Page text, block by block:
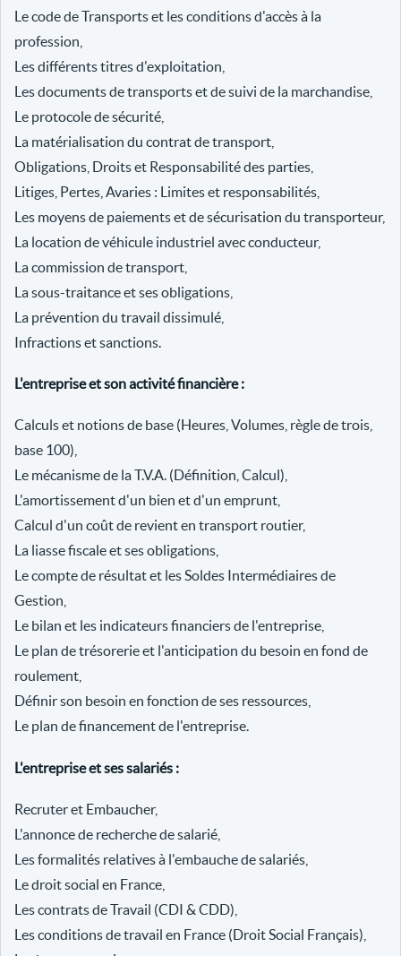
Le code de Transports et les conditions d'accès à la
profession,
Les différents titres d'exploitation,
Les documents de transports et de suivi de la marchandise,
Le protocole de sécurité,
La matérialisation du contrat de transport,
Obligations, Droits et Responsabilité des parties,
Litiges, Pertes, Avaries : Limites et responsabilités,
Les moyens de paiements et de sécurisation du transporteur,
La location de véhicule industriel avec conducteur,
La commission de transport,
La sous-traitance et ses obligations,
La prévention du travail dissimulé,
Infractions et sanctions.
L'entreprise et son activité financière :
Calculs et notions de base (Heures, Volumes, règle de trois,
base 100),
Le mécanisme de la T.V.A. (Définition, Calcul),
L'amortissement d'un bien et d'un emprunt,
Calcul d'un coût de revient en transport routier,
La liasse fiscale et ses obligations,
Le compte de résultat et les Soldes Intermédiaires de
Gestion,
Le bilan et les indicateurs financiers de l'entreprise,
Le plan de trésorerie et l'anticipation du besoin en fond de
roulement,
Définir son besoin en fonction de ses ressources,
Le plan de financement de l'entreprise.
L'entreprise et ses salariés :
Recruter et Embaucher,
L'annonce de recherche de salarié,
Les formalités relatives à l'embauche de salariés,
Le droit social en France,
Les contrats de Travail (CDI & CDD),
Les conditions de travail en France (Droit Social Français),